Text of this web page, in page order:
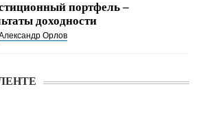
портфель –
доходности
Орлов